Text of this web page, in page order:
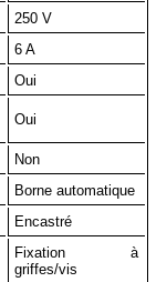
250 V
6 A
Oui
Oui
Non
Borne automatique
Encastré
Fixation à
griffes/vis